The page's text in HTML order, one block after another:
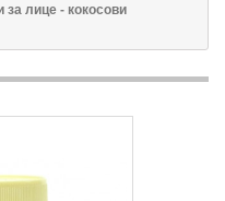
за лице - кокосови